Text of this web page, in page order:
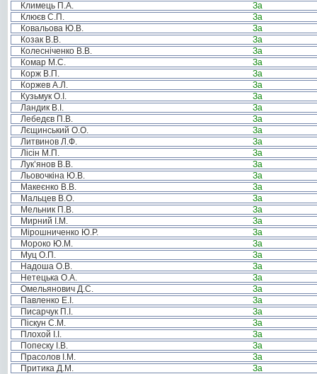
Климець П.А.
За
Клюєв С.П.
За
Ковальова Ю.В.
За
Козак В.В.
За
Колесніченко В.В.
За
Комар М.С.
За
Корж В.П.
За
Коржев А.Л.
За
Кузьмук О.І.
За
Ландик В.І.
За
Лебедєв П.В.
За
Лєщинський О.О.
За
Литвинов Л.Ф.
За
Лісін М.П.
За
Лук’янов В.В.
За
Льовочкіна Ю.В.
За
Макеєнко В.В.
За
Мальцев В.О.
За
Мельник П.В.
За
Мирний І.М.
За
Мірошниченко Ю.Р.
За
Мороко Ю.М.
За
Муц О.П.
За
Надоша О.В.
За
Нетецька О.А.
За
Омельянович Д.С.
За
Павленко Е.І.
За
Писарчук П.І.
За
Піскун С.М.
За
Плохой І.І.
За
Попеску І.В.
За
Прасолов І.М.
За
Притика Д.М.
За